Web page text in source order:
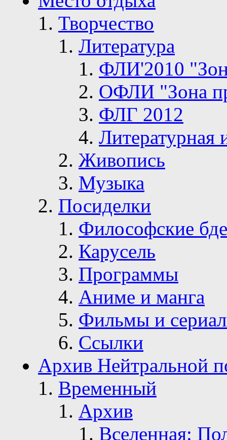
Творчество
Литература
ФЛИ'2010
ОФЛИ "Зона
ФЛГ 2012
Живопись
Музыка
Посиделки
Философские
Карусель
Программы
Аниме и манга
Фильмы и
Ссылки
Архив Нейтральной
Временный
Архив
Вселенная: